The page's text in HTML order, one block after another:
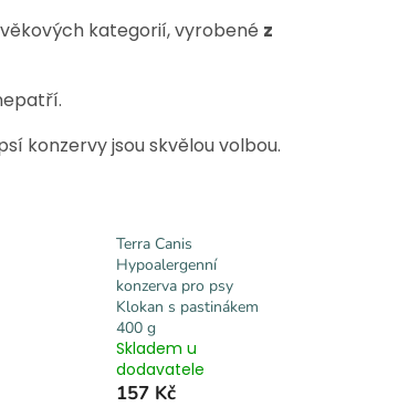
kategorií, vyrobené z
konzervy jsou skvělou volbou.
Terra Canis
Hypoalergenní
konzerva pro psy
Klokan s pastinákem
400 g
Skladem u
dodavatele
157 Kč